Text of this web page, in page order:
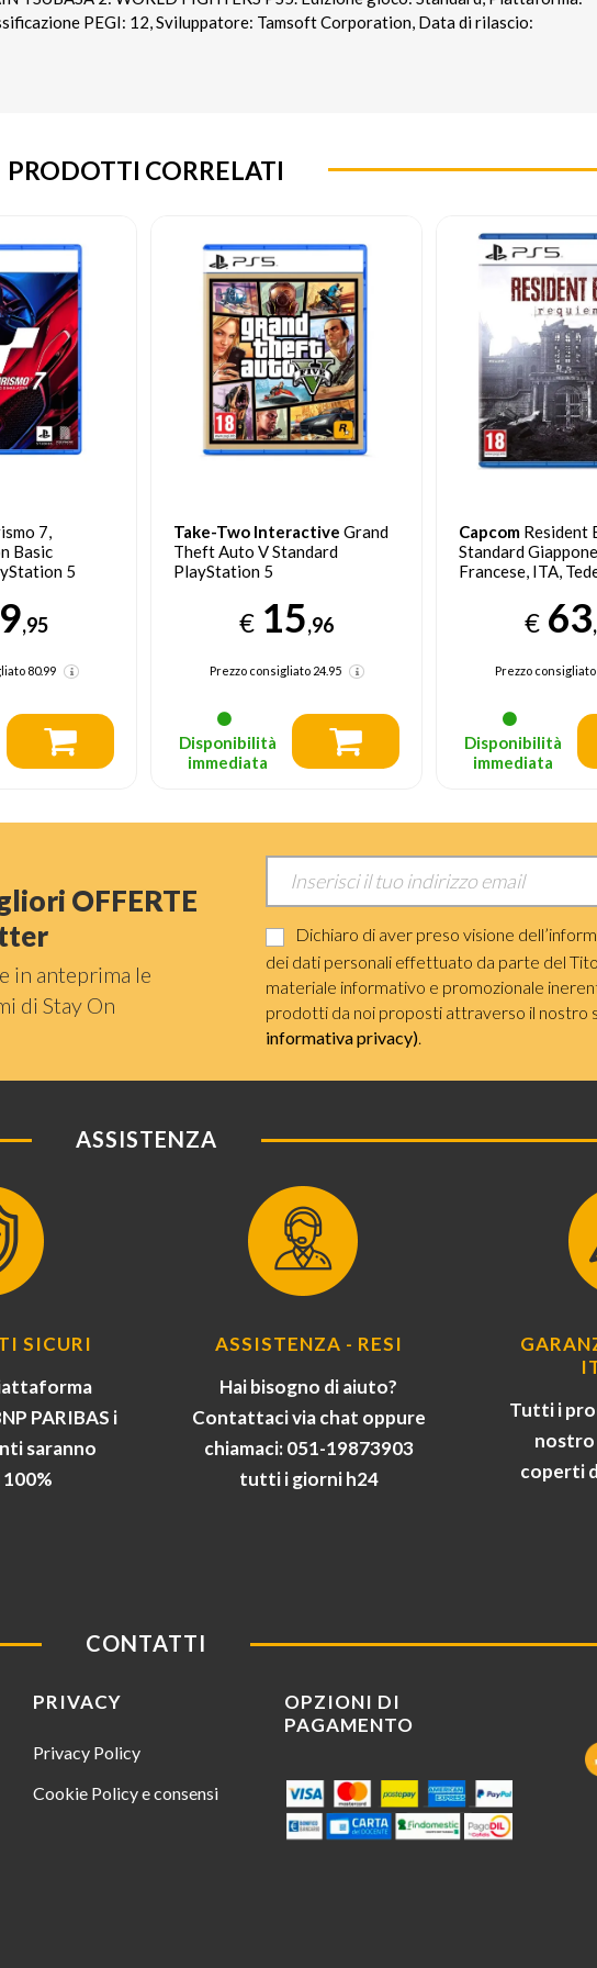
PEGI: 12, Sviluppatore: Tamsoft Corporation, Data di rilascio:
PRODOTTI CORRELATI
7,
Basic
5
,95
80.99
Take-Two Interactive Grand
Theft Auto V Standard
PlayStation 5
€ 15,96
Prezzo consigliato24.95
Disponibilità
immediata
Capcom Resident
Standard
Francese, ITA,
semplificato, Cinese
tradizionale
€ 63
Prezzo consigliato
Disponibilità
immediata
OFFERTE
in anteprima le
di Stay On
Dichiaro di aver preso visione
dei dati personali effettuato da parte del
materiale informativo e promozionale
prodotti da noi proposti attraverso il nostro
informativa privacy).
ASSISTENZA
SICURI
PARIBAS i
saranno
100%
ASSISTENZA - RESI
Hai bisogno di aiuto?
Contattaci via chat oppure
chiamaci: 051-19873903
tutti i giorni h24
Tutti i
nostro
coperti
CONTATTI
PRIVACY
Privacy Policy
Cookie Policy e consensi
OPZIONI DI
PAGAMENTO